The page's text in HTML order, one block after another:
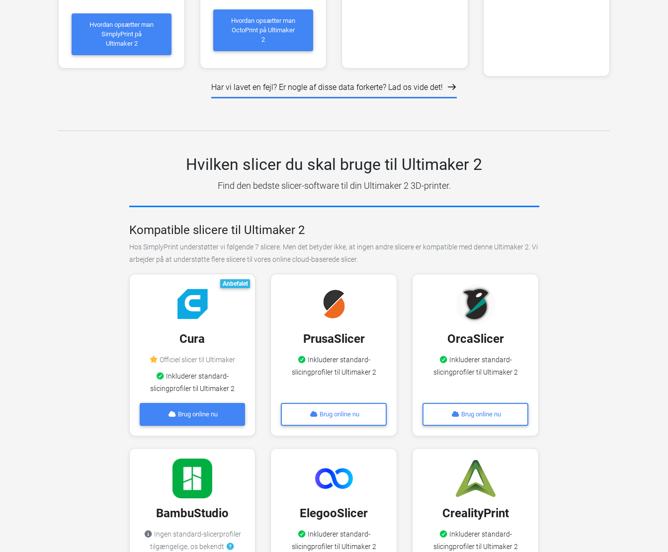
Hvordan opsætter man
SimplyPrint på
Ultimaker 2
Hvordan opsætter man
OctoPrint på Ultimaker
2
Har vi lavet en fejl? Er nogle af disse data forkerte? Lad os vide det!
Hvilken slicer du skal bruge til Ultimaker 2
Find den bedste slicer-software til din Ultimaker 2 3D-printer.
Kompatible slicere til Ultimaker 2
Hos SimplyPrint understøtter vi følgende 7 slicere. Men det betyder ikke, at ingen andre slicere er kompatible med denne Ultimaker 2. Vi
arbejder på at understøtte flere slicere til vores online cloud-baserede slicer.
Anbefalet
Cura
Officiel slicer til Ultimaker
Inkluderer standard-
slicingprofiler til Ultimaker 2
Brug online nu
PrusaSlicer
Inkluderer standard-
slicingprofiler til Ultimaker 2
Brug online nu
OrcaSlicer
Inkluderer standard-
slicingprofiler til Ultimaker 2
Brug online nu
BambuStudio
Ingen standard-slicerprofiler
tilgængelige, os bekendt
ElegooSlicer
Inkluderer standard-
slicingprofiler til Ultimaker 2
CrealityPrint
Inkluderer standard-
slicingprofiler til Ultimaker 2